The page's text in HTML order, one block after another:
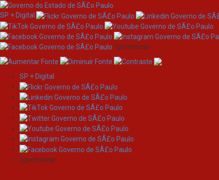
Skip
navigation
SP + Digital
/governosp
SP + Digital
/governosp
Search
Search: